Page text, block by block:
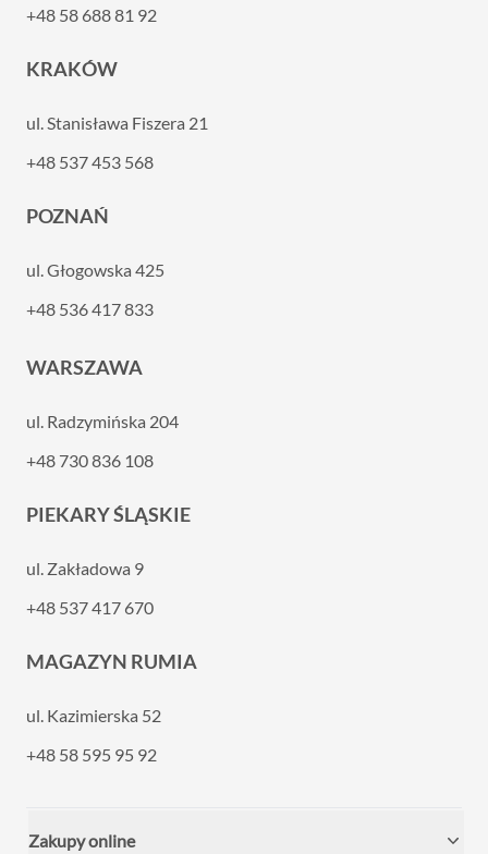
+48 58 688 81 92
KRAKÓW
ul. Stanisława Fiszera 21
+48 537 453 568
POZNAŃ
ul. Głogowska 425
+48 536 417 833
WARSZAWA
ul. Radzymińska 204
+48 730 836 108
PIEKARY ŚLĄSKIE
ul. Zakładowa 9
+48 537 417 670
MAGAZYN RUMIA
ul. Kazimierska 52
+48 58 595 95 92
Zakupy online